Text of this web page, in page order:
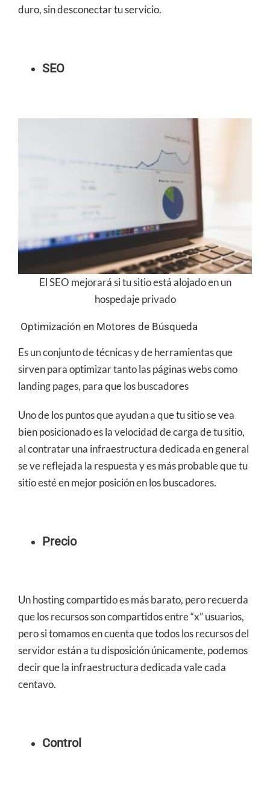
duro, sin desconectar tu servicio.
SEO
El SEO mejorará si tu sitio está alojado en un
hospedaje privado
Optimización en Motores de Búsqueda
Es un conjunto de técnicas y de herramientas que
sirven para optimizar tanto las páginas webs como
landing pages, para que los buscadores
Uno de los puntos que ayudan a que tu sitio se vea
bien posicionado es la velocidad de carga de tu sitio,
al contratar una infraestructura dedicada en general
se ve reflejada la respuesta y es más probable que tu
sitio esté en mejor posición en los buscadores.
Precio
Un hosting compartido es más barato, pero recuerda
que los recursos son compartidos entre “x” usuarios,
pero si tomamos en cuenta que todos los recursos del
servidor están a tu disposición únicamente, podemos
decir que la infraestructura dedicada vale cada
centavo.
Control